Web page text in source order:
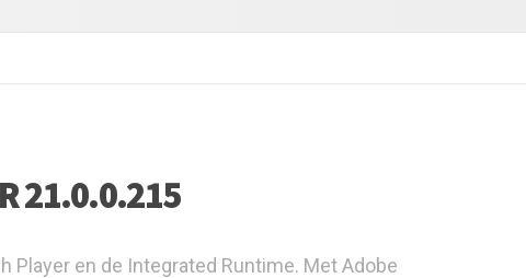
21.0.0.215
Player en de Integrated Runtime. Met Adobe